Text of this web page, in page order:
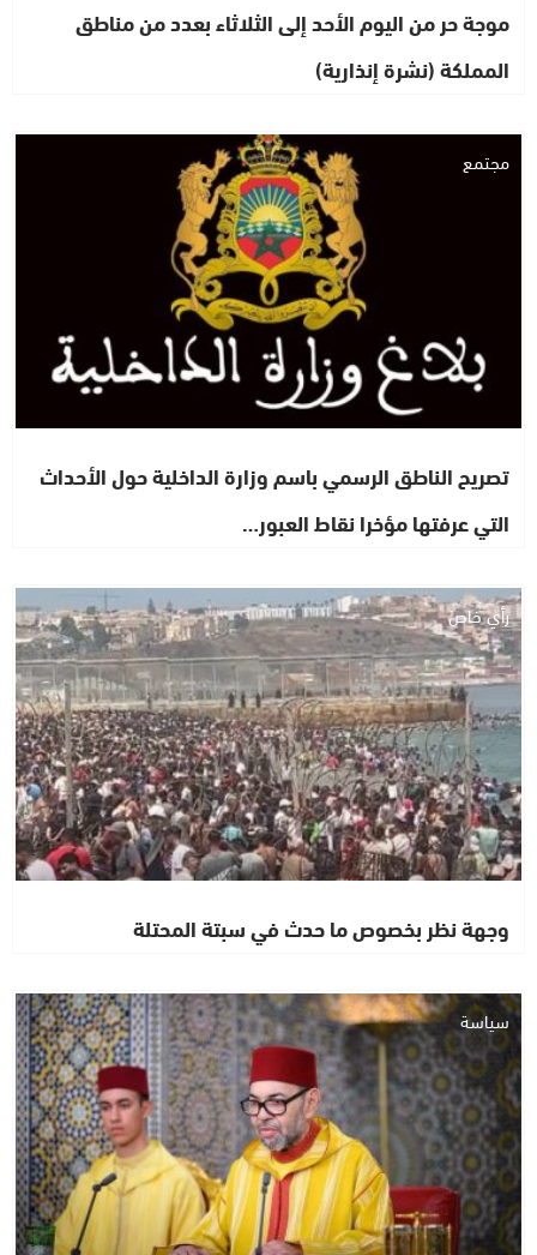
موجة حر من اليوم الأحد إلى الثلاثاء بعدد من مناطق
المملكة (نشرة إنذارية)
مجتمع
تصريح الناطق الرسمي باسم وزارة الداخلية حول الأحداث
التي عرفتها مؤخرا نقاط العبور…
رأي خاص
وجهة نظر بخصوص ما حدث في سبتة المحتلة
سياسة